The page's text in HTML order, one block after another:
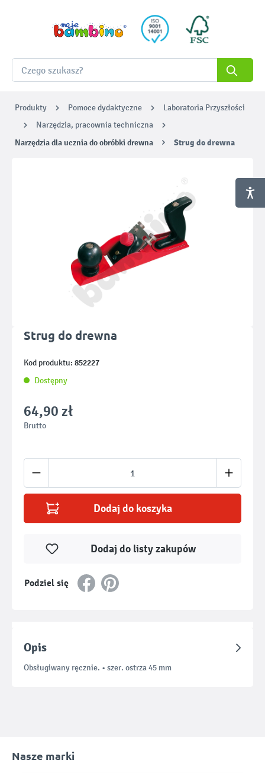
Produkty Pomoce dydaktyczne
Laboratoria Przyszłości
Narzędzia, pracownia techniczna
Narzędzia dla ucznia do obróbki drewna Strug do drewna
Strug do drewna
Kod produktu: 852227
Dostępny
64,90 zł
Brutto
Ilość produktu: Wprowadź żądaną ilość
Dodaj do koszyka
Podziel się
Dodaj do listy zakupów
Opis
Obsługiwany ręcznie. • szer. ostrza 45 mm
Nasze marki